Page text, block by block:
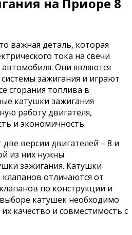
важная деталь, которая
тока на свечи
Они являются
зажигания и играют
сгорания топлива в
катушки зажигания
работу двигателя,
и экономичность.
версии двигателей – 8 и
из них нужны
зажигания. Катушки
отличаются от
по конструкции и
катушек необходимо
качество и совместимость с